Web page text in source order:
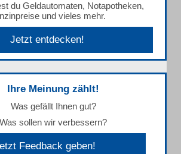
du Geldautomaten, Notapotheken,
und vieles mehr.
Jetzt entdecken!
Ihre Meinung zählt!
Was gefällt Ihnen gut?
Was sollen wir verbessern?
Feedback geben!